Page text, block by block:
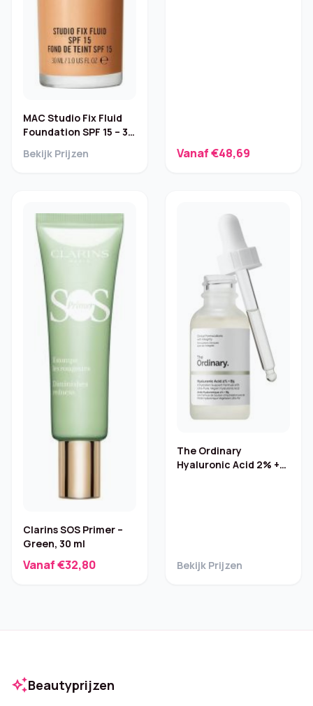
MAC Studio Fix Fluid
Foundation SPF 15 – 30
Bekijk Prijzen Vanaf €48,69
Clarins SOS Primer –
Green, 30 ml
Vanaf €32,80
The Ordinary
Hyaluronic Acid 2% +
Bekijk Prijzen
auto_awesomeBeautyprijzen